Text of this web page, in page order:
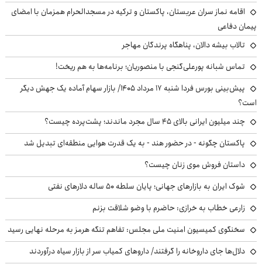
اقامه نماز سران عربستان، پاکستان و ترکیه در مسجدالحرام همزمان با امضای
پیمان دفاعی
تالاب بیشه دالان، پناهگاه پرندگان مهاجر
تماس شبانه پورعلی‌گنجی با منصوریان؛ برنامه‌ها به هم ریخت!
پیش‌بینی بورس فردا شنبه ۱۷ مرداد ۱۴۰۵/ بازار سهام آماده یک جهش دیگر
است؟
چند میلیون ایرانی بالای ۴۵ سال مجرد ماندند؛ پشت‌پرده چیست؟
پاکستان چگونه - در حضور هند - به یک قدرت هوایی منطقه‌ای تبدیل شد
داستان فروش موی زنان چیست؟
شوک ایران به بازارهای جهانی؛ پایان سلطه ۵۰ ساله دلارهای نفتی
زارعی خطاب به خرازی: حاضرم با وضو شلاقت بزنم
سخنگوی کمیسیون امنیت ملی مجلس: تفاهم تنگه هرمز به مرحله نهایی رسید
دلال‌ها جای داروخانه را گرفتند/ داروهای کمیاب سر از بازار سیاه درآوردند